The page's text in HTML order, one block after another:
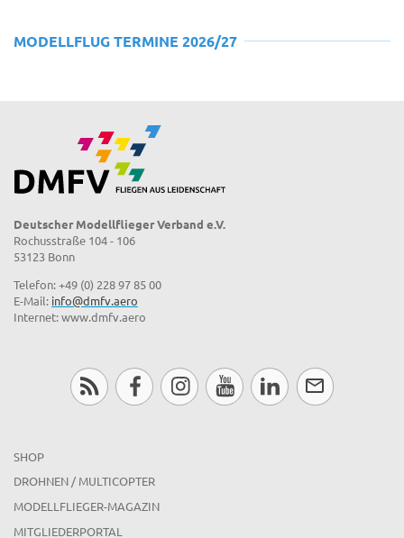
MODELLFLUG TERMINE 2026/27
Deutscher Modellflieger Verband e.V.
Rochusstraße 104 - 106
53123 Bonn
Telefon: +49 (0) 228 97 85 00
E-Mail: info@dmfv.aero
Internet: www.dmfv.aero
SHOP
DROHNEN / MULTICOPTER
MODELLFLIEGER-MAGAZIN
MITGLIEDERPORTAL